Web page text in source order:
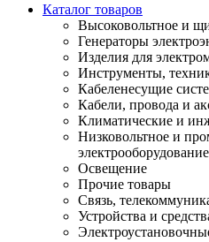
Каталог товаров
Высоковольтное и
Генераторы
Изделия для
Инструменты,
Кабеленесущие
Кабели, провода и
Климатические и
Низковольтное и
электрооборудование
Освещение
Прочие товары
Связь,
Устройства и